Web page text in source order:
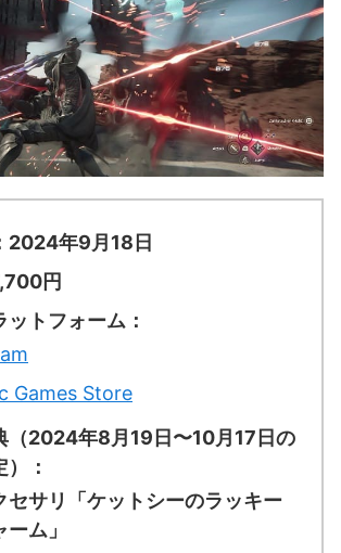
2024年9月18日
円
ットフォーム：
Games Store
（2024年8月19日〜10月17日の
：
セサリ「ケットシーのラッキー
ーム」